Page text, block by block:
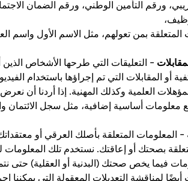
ورقم التأمين الوطني، ورقم الضمان
بمن تعولهم، مثل الاسم الأول واسم
– التعليقات التي طرحها الأشخاص الذين
أو المقابلات التي تم إجراؤها باستخدام
العلمية وكذلك المهنية. إذا أردنا أن
معلومات أساسية إضافية، مثل سجل الائتمان
– المعلومات المتعلقة بأصلك العرقي أو
بصحتك أو إعاقتك. نستخدم تلك المعلومات
فيما يخص صحتك (البدنية أو العقلية) حتى
لمناقشة التعديلات المعقولة التي